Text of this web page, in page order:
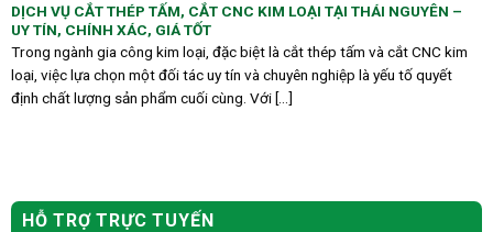
DỊCH VỤ CẮT THÉP TẤM, CẮT CNC KIM LOẠI TẠI THÁI NGUYÊN –
UY TÍN, CHÍNH XÁC, GIÁ TỐT
Trong ngành gia công kim loại, đặc biệt là cắt thép tấm và cắt CNC kim
loại, việc lựa chọn một đối tác uy tín và chuyên nghiệp là yếu tố quyết
định chất lượng sản phẩm cuối cùng. Với [...]
HỖ TRỢ TRỰC TUYẾN